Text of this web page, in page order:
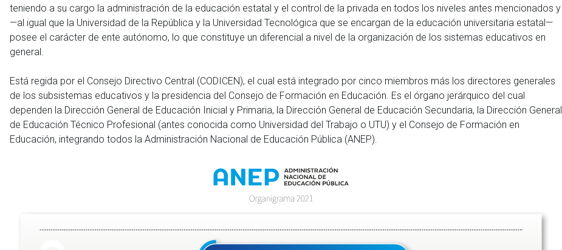
teniendo a su cargo la administración de la educación estatal y el control de la privada en todos los niveles antes mencionados y
—al igual que la Universidad de la República y la Universidad Tecnológica que se encargan de la educación universitaria estatal—
posee el carácter de ente autónomo, lo que constituye un diferencial a nivel de la organización de los sistemas educativos en
general.
Está regida por el Consejo Directivo Central (CODICEN), el cual está integrado por cinco miembros más los directores generales
de los subsistemas educativos y la presidencia del Consejo de Formación en Educación. Es el órgano jerárquico del cual
dependen la Dirección General de Educación Inicial y Primaria, la Dirección General de Educación Secundaria, la Dirección General
de Educación Técnico Profesional (antes conocida como Universidad del Trabajo o UTU) y el Consejo de Formación en
Educación, integrando todos la Administración Nacional de Educación Pública (ANEP).